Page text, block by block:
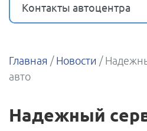
Контакты автоцентра
Главная / Новости /
авто
Надежный